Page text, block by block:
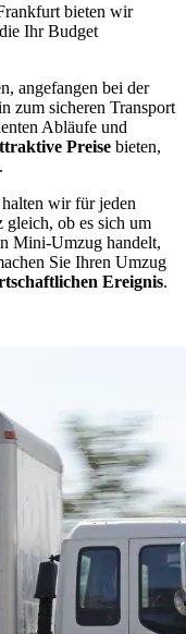
bieten wir
Ihr Budget
angefangen bei der
zum sicheren Transport
Abläufe und
Preise bieten,
wir für jeden
gleich, ob es sich um
Mini-Umzug handelt,
Sie Ihren Umzug
Ereignis.